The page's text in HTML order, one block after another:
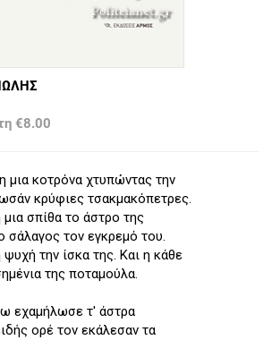
€8.00
μια κοτρόνα χτυπώντας την
κρύφιες τσακμακόπετρες.
μια σπίθα το άστρο της
σάλαγος τον εγκρεμό του.
ψυχή την ίσκα της. Και η κάθε
της ποταμούλα.
εχαμήλωσε τ' άστρα
ορέ τον εκάλεσαν τα